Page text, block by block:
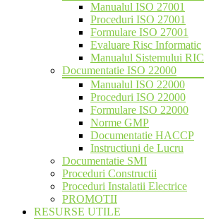
Manualul ISO 27001
Proceduri ISO 27001
Formulare ISO 27001
Evaluare Risc Informatic
Manualul Sistemului RIC
Documentatie ISO 22000
Manualul ISO 22000
Proceduri ISO 22000
Formulare ISO 22000
Norme GMP
Documentatie HACCP
Instructiuni de Lucru
Documentatie SMI
Proceduri Constructii
Proceduri Instalatii Electrice
PROMOTII
RESURSE UTILE